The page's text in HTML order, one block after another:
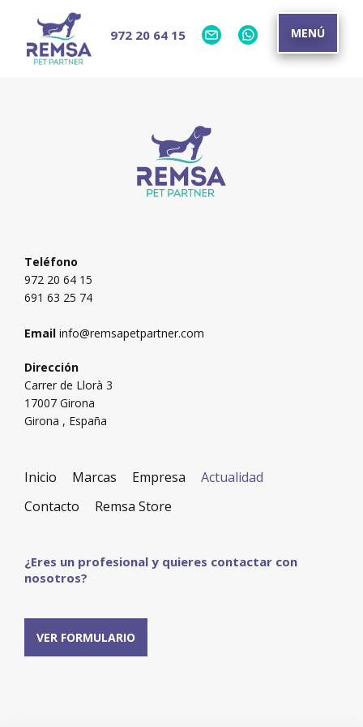
972 20 64 15 MENÚ
Teléfono
972 20 64 15
691 63 25 74
Email info@remsapetpartner.com
Dirección
Carrer de Llorà 3
17007 Girona
Girona , España
Inicio Marcas Empresa
Actualidad
Contacto
Remsa Store
¿Eres un profesional y quieres contactar con
nosotros?
VER FORMULARIO